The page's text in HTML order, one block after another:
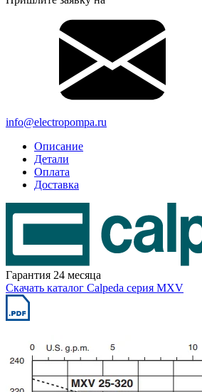
info@electropompa.ru
Описание
Детали
Оплата
Доставка
Гарантия 24 месяца
Скачать каталог Calpeda серия MXV